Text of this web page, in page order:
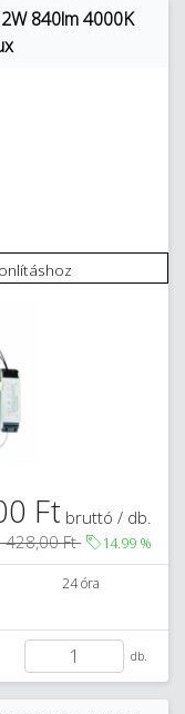
840lm 4000K
Ft bruttó / db.
428,00 Ft
14.99 %
24 óra
db.